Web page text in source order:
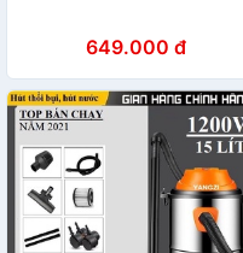
649.000 đ